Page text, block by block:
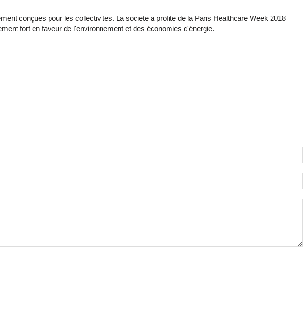
conçues pour les collectivités. La société a profité de la Paris Healthcare Week 2018
fort en faveur de l'environnement et des économies d'énergie.